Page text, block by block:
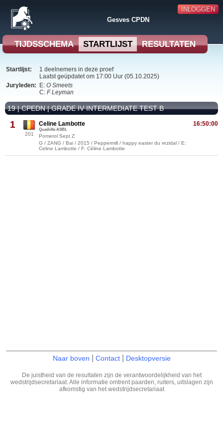
INLOGGEN
Gesves CPDN
TIJDSSCHEMA STARTLIJST RESULTATEN
Startlijst:
1 deelnemers in deze proef
Laatst geüpdatet om 17:00 Uur (05.10.2025)
Juryleden:
E: O Smeets
C: F Leyman
19 | CPEDN | GRADE IV INTERMEDIATE TEST B
1
201
16:50:00
Celine Lambotte
Quadrille ASBL
Pomerol Sept Z
G / ZANG / Bai / 2015 / Peppermill / happy easter du rezidal / E:
Celine Lambotte / F: Céline Lambotte
Naar boven Contact Desktopversie
De juistheid van de resultaten zijn de verantwoordelijkheid van het
wedstrijdsecretariaat. Alle informatie omtrent paarden, ruiters, uitslagen zijn
afkomstig van het wedstrijdsecretariaat